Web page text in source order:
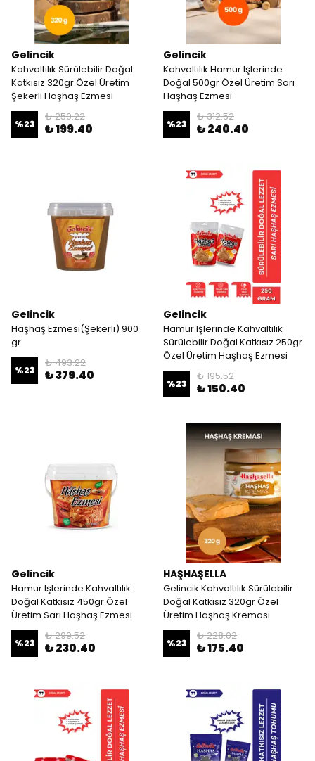
Gelincik
Kahvaltılık Sürülebilir Doğal
Katkısız 320gr Özel Üretim
Şekerli Haşhaş Ezmesi
%23
₺ 259.22
₺ 199.40
Gelincik
Kahvaltılık Hamur Işlerinde
Doğal 500gr Özel Üretim Sarı
Haşhaş Ezmesi
%23
₺ 312.52
₺ 240.40
Gelincik
Haşhaş Ezmesi(Şekerli) 900
gr.
%23
₺ 493.22
₺ 379.40
Gelincik
Hamur Işlerinde Kahvaltılık
Sürülebilir Doğal Katkısız 250gr
Özel Üretim Haşhaş Ezmesi
%23
₺ 195.52
₺ 150.40
Gelincik
Hamur Işlerinde Kahvaltılık
Doğal Katkısız 450gr Özel
Üretim Sarı Haşhaş Ezmesi
%23
₺ 299.52
₺ 230.40
HAŞHAŞELLA
Gelincik Kahvaltılık Sürülebilir
Doğal Katkısız 320gr Özel
Üretim Haşhaş Kreması
%23
₺ 228.02
₺ 175.40